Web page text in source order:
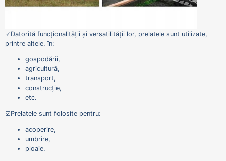
☑️Datorită funcționalității și versatilității lor, prelatele sunt utilizate,
printre altele, în:
gospodării,
agricultură,
transport,
construcție,
etc.
☑️Prelatele sunt folosite pentru:
acoperire,
umbrire,
ploaie.